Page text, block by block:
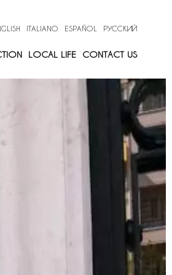
ITALIANO ESPAÑOL РУССКИЙ
LOCAL LIFE CONTACT US